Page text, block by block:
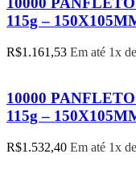
115g –
R$1.161,53 Em até 1x de
10000
115g –
R$1.532,40 Em até 1x de